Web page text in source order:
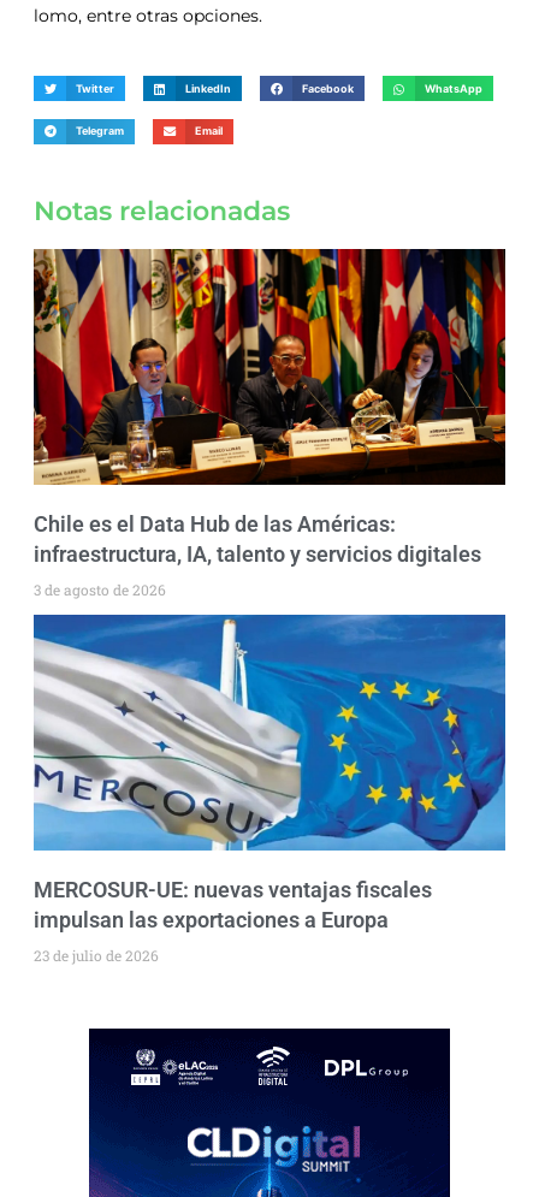
lomo, entre otras opciones.
Twitter LinkedIn Facebook WhatsApp
Telegram Email
Notas relacionadas
Chile es el Data Hub de las Américas:
infraestructura, IA, talento y servicios digitales
3 de agosto de 2026
MERCOSUR-UE: nuevas ventajas fiscales
impulsan las exportaciones a Europa
23 de julio de 2026